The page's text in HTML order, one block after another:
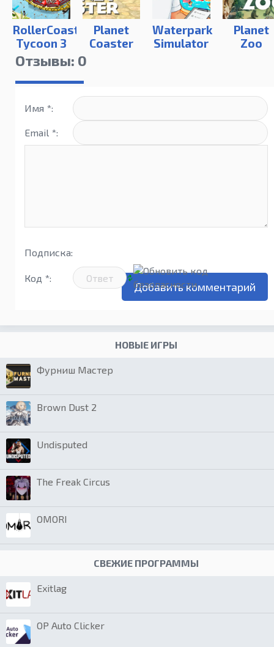
RollerCoaster
Tycoon 3
Complete
Edition
Planet
Coaster
Waterpark
Simulator
Planet
Zoo
Отзывы: 0
Имя *:
Email *:
Подписка:
Код *:
НОВЫЕ ИГРЫ
Фурниш Мастер
Brown Dust 2
Undisputed
The Freak Circus
OMORI
СВЕЖИЕ ПРОГРАММЫ
Exitlag
OP Auto Clicker